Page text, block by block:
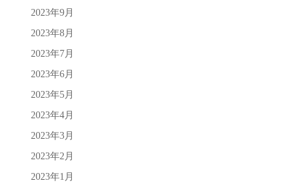
2023年9月
2023年8月
2023年7月
2023年6月
2023年5月
2023年4月
2023年3月
2023年2月
2023年1月